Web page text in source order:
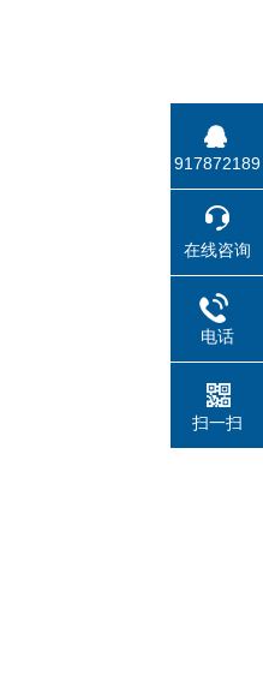
917872189
在线咨询
电话
扫一扫